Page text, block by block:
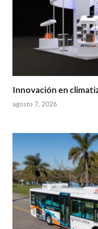
Innovación en
agosto 7, 2026